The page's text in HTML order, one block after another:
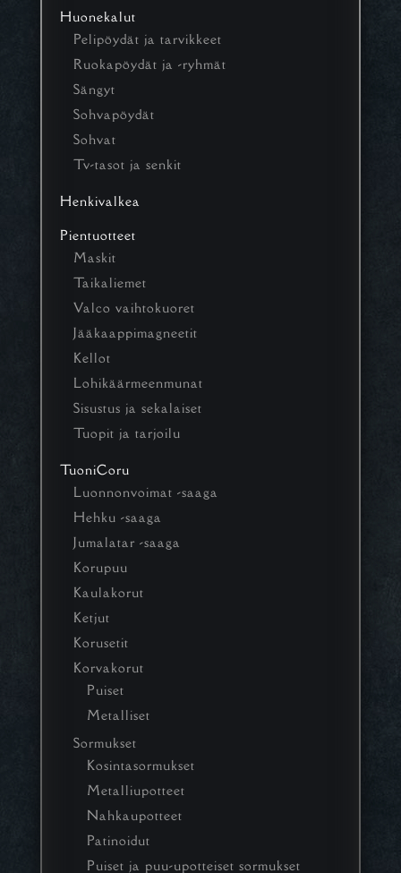
Huonekalut
Pelipöydät ja tarvikkeet
Ruokapöydät ja -ryhmät
Sängyt
Sohvapöydät
Sohvat
Tv-tasot ja senkit
Henkivalkea
Pientuotteet
Maskit
Taikaliemet
Valco vaihtokuoret
Jääkaappimagneetit
Kellot
Lohikäärmeenmunat
Sisustus ja sekalaiset
Tuopit ja tarjoilu
TuoniCoru
Luonnonvoimat -saaga
Hehku -saaga
Jumalatar -saaga
Korupuu
Kaulakorut
Ketjut
Korusetit
Korvakorut
Puiset
Metalliset
Sormukset
Kosintasormukset
Metalliupotteet
Nahkaupotteet
Patinoidut
Puiset ja puu-upotteiset sormukset